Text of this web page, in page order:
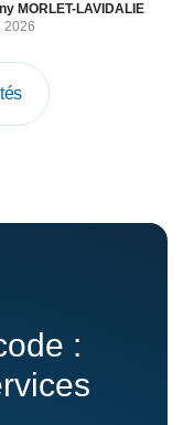
MORLET-LAVIDALIE
2026
: